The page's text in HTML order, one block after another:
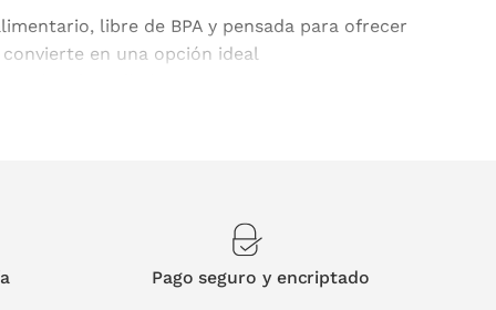
libre de BPA y pensada para ofrecer
en una opción ideal
sin sacrificar diseño.
a su aislamiento de doble pared, evitando
Pago seguro y encriptado